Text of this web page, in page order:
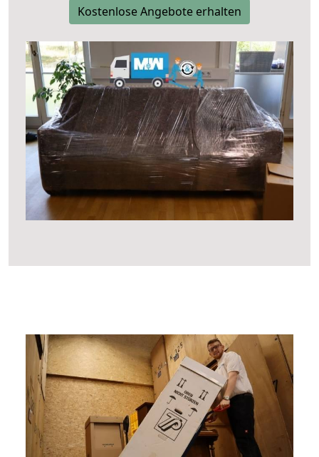
Kostenlose Angebote erhalten